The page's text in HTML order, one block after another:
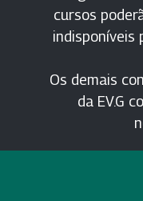
cursos
indisponíveis
Os demais
da EV.G